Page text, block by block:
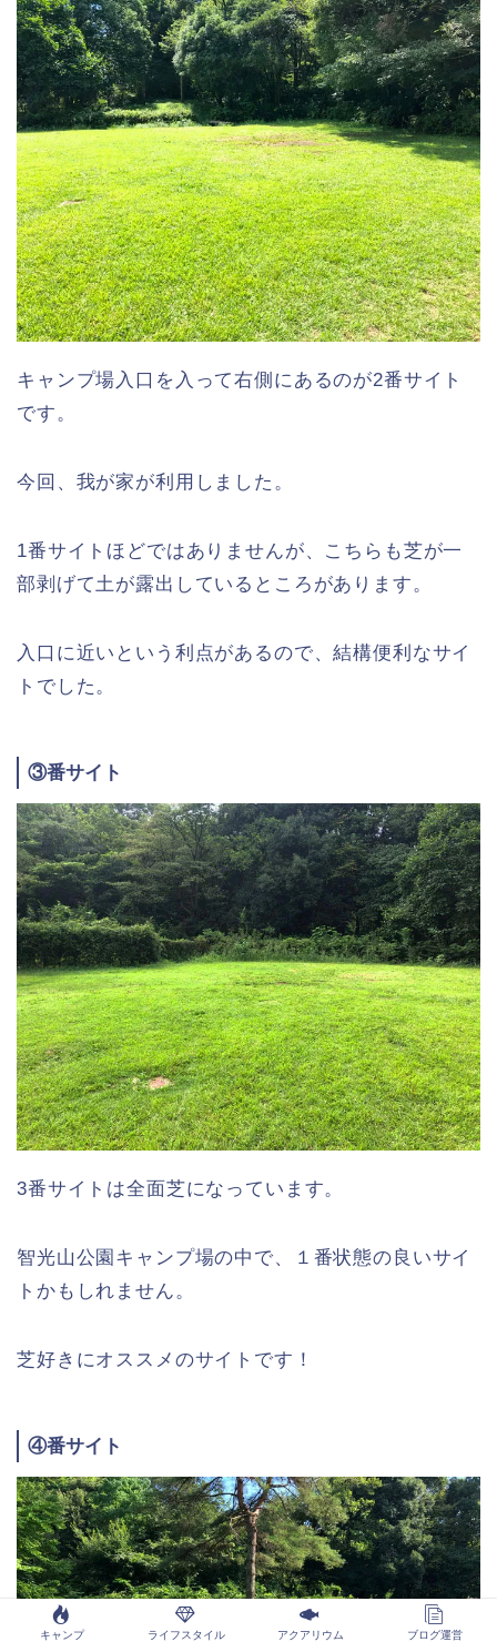
キャンプ場入口を入って右側にあるのが2番サイト
です。
今回、我が家が利用しました。
1番サイトほどではありませんが、こちらも芝が一
部剥げて土が露出しているところがあります。
入口に近いという利点があるので、結構便利なサイ
トでした。
③番サイト
3番サイトは全面芝になっています。
智光山公園キャンプ場の中で、１番状態の良いサイ
トかもしれません。
芝好きにオススメのサイトです！
④番サイト
キャンプ ライフスタイル アクアリウム ブログ運営